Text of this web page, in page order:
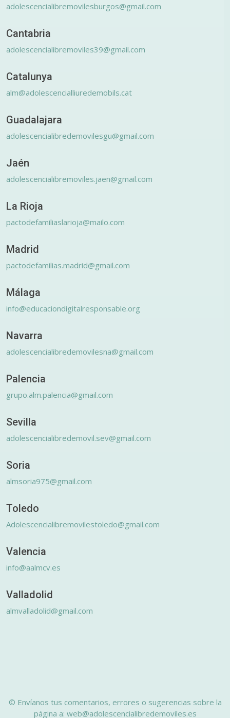
adolescencialibremovilesburgos@gmail.com
Cantabria
adolescencialibremoviles39@gmail.com
Catalunya
alm@adolescencialliuredemobils.cat
Guadalajara
adolescencialibredemovilesgu@gmail.com
Jaén
adolescencialibremoviles.jaen@gmail.com
La Rioja
pactodefamiliaslarioja@mailo.com
Madrid
pactodefamilias.madrid@gmail.com
Málaga
info@educaciondigitalresponsable.org
Navarra
adolescencialibredemovilesna@gmail.com
Palencia
grupo.alm.palencia@gmail.com
Sevilla
adolescencialibredemovil.sev@gmail.com
Soria
almsoria975@gmail.com
Toledo
Adolescencialibremovilestoledo@gmail.com
Valencia
info@aalmcv.es
Valladolid
almvalladolid@gmail.com
© Envíanos tus comentarios, errores o sugerencias sobre la
página a: web@adolescencialibredemoviles.es